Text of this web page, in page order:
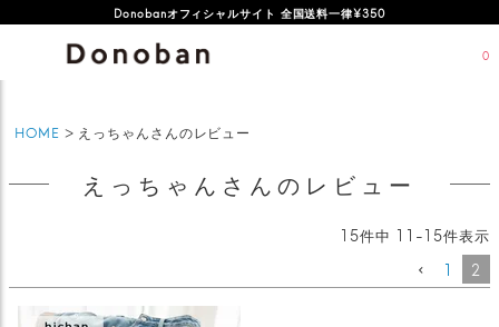
Donobanオフィシャルサイト 全国送料一律¥350
0
HOME えっちゃんさんのレビュー
えっちゃんさんのレビュー
15件中 11 -15件表示
1
2